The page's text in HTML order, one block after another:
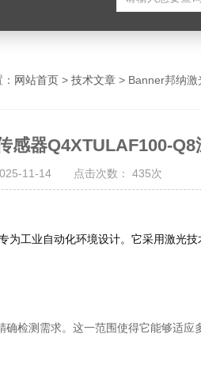
网站首页 > 技术文章 > Banner邦纳
感器Q4XTULAF100-Q8
11-14 点击次数： 435次
工业自动化环境设计。它采用激光
检测需求。这一范围使得它能够适应